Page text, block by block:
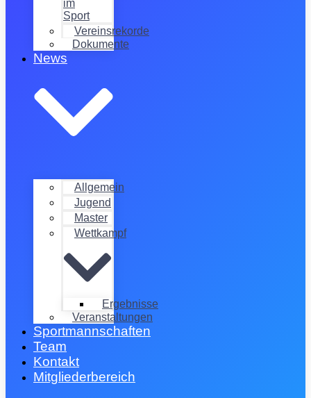
im
Sport
Vereinsrekorde
Dokumente
News
Allgemein
Jugend
Master
Wettkampf
Ergebnisse
Veranstaltungen
Sportmannschaften
Team
Kontakt
Mitgliederbereich